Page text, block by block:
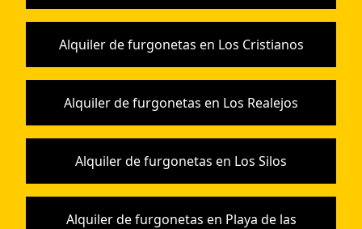
Alquiler de furgonetas en Los Cristianos
Alquiler de furgonetas en Los Realejos
Alquiler de furgonetas en Los Silos
Alquiler de furgonetas en Playa de las